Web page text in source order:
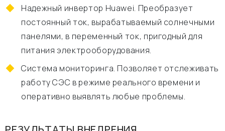
Надежный инвертор Huawei. Преобразует
постоянный ток, вырабатываемый солнечными
панелями, в переменный ток, пригодный для
питания электрооборудования.
Система мониторинга. Позволяет отслеживать
работу СЭС в режиме реального времени и
оперативно выявлять любые проблемы.